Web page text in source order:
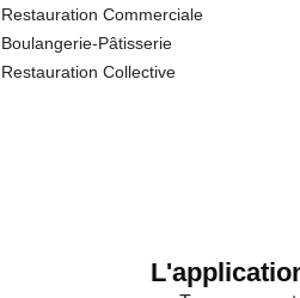
Restauration Commerciale
Boulangerie-Pâtisserie
Restauration Collective